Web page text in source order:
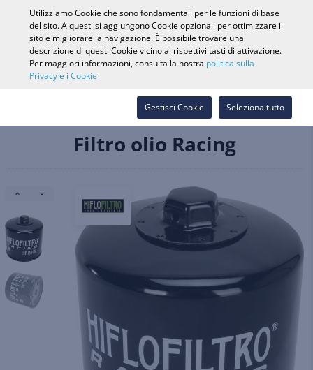
Ricerca veicolo
Cerca nel
Webshop
Accedi
Motore e componenti di ricambio
Filtro olio Racing
Filtro olio Racing
Utilizziamo Cookie che sono fondamentali per le funzioni di base
del sito. A questi si aggiungono Cookie opzionali per ottimizzare il
sito e migliorare la navigazione. È possibile trovare una
descrizione di questi Cookie vicino ai rispettivi tasti di attivazione.
Per maggiori informazioni, consulta la nostra politica sulla
Privacy e i Cookie
Seleziona tutto
Gestisci Cookie